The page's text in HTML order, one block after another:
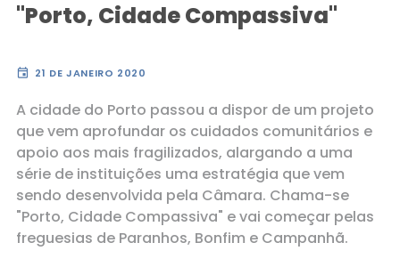
"Porto, Cidade Compassiva"
event 21 DE JANEIRO 2020
A cidade do Porto passou a dispor de um projeto
que vem aprofundar os cuidados comunitários e
apoio aos mais fragilizados, alargando a uma
série de instituições uma estratégia que vem
sendo desenvolvida pela Câmara. Chama-se
"Porto, Cidade Compassiva" e vai começar pelas
freguesias de Paranhos, Bonfim e Campanhã.